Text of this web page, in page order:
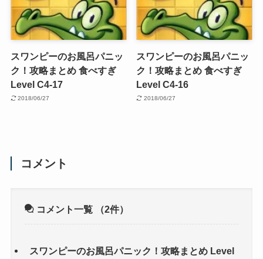
スワンピーのお風呂パニッ
ク！攻略まとめ 食べすぎ
Level C4-17
2018/06/27
スワンピーのお風呂パニッ
ク！攻略まとめ 食べすぎ
Level C4-16
2018/06/27
コメント
コメント一覧 （2件）
スワンピーのお風呂パニック！攻略まとめ Level